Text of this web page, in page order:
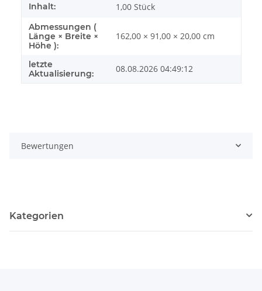
Inhalt: 1,00 Stück
Abmessungen (
Länge × Breite ×
Höhe ):
162,00 × 91,00 × 20,00 cm
letzte
Aktualisierung:
08.08.2026 04:49:12
Bewertungen
Kategorien